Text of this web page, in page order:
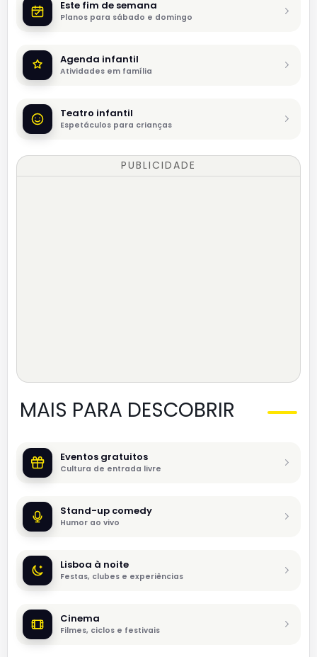
Este fim de semana
Planos para sábado e domingo
Agenda infantil
Atividades em família
Teatro infantil
Espetáculos para crianças
PUBLICIDADE
MAIS PARA DESCOBRIR
Eventos gratuitos
Cultura de entrada livre
Stand-up comedy
Humor ao vivo
Lisboa à noite
Festas, clubes e experiências
Cinema
Filmes, ciclos e festivais